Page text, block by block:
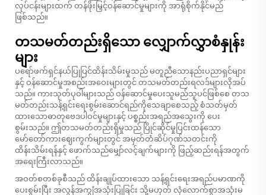
လုပ်ငန်းများထက် တန်ဖိုးမြှင့်ဝန်ဆောင်မှုများကို အာရုံစိုက်နိုင်မည်
ဖြစ်သည်။
တသမတ်တည်းရှိသော လျှောက်လွှာစံနှုန်း
များ
ပရော်ဖက်ရှင်နယ်ပြုပြင်ထိန်းသိမ်းမှုသည် မတူညီသောနည်းပညာရှင်များ
နှင့် ဝန်ဆောင်မှုအစည်းအဝေးများတွင် တသမတ်တည်းရလဒ်များလိုအပ်
သည်။ ကားသုတ်ပုဝါများသည် ဝန်ဆောင်မှုပေးသူမည်သူပင်ဖြစ်စေ တသ
မတ်တည်းသန့်ရှင်းရေးစွမ်းဆောင်ရည်ကိုသေချာစေသည့် စံသတ်မှတ်
ထားသောဓာတုဗေဒပါဝင်မှုများနှင့် ပစ္စည်းအရည်အသွေးကို ပေး
စွမ်းသည်။ ဤတသမတ်တည်းရှိမှုသည် ပြိုင်ဆိုင်မှုပြင်းထန်သော
မော်တော်ကားဈေးကွက်များတွင် အမှတ်တံဆိပ်ဂုဏ်သတင်းကို
ထိန်းသိမ်းရန်နှင့် ဖောက်သည်မျှော်လင့်ချက်များကို ဖြည့်ဆည်းရန်အတွက်
အရေးကြီးလာသည်။
အဝတ်စတစ်ခုစီသည် ထိန်းချုပ်ထားသော သန့်ရှင်းရေးအရည်ပမာဏကို
ပေးစွမ်းပြီး အလွန်အကျွံအသုံးပြုခြင်း သို့မဟုတ် လုံလောက်စွာအသုံးမ